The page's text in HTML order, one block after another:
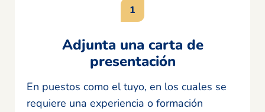
Adjunta una carta de
presentación
En puestos como el tuyo, en los cuales se
requiere una experiencia o formación